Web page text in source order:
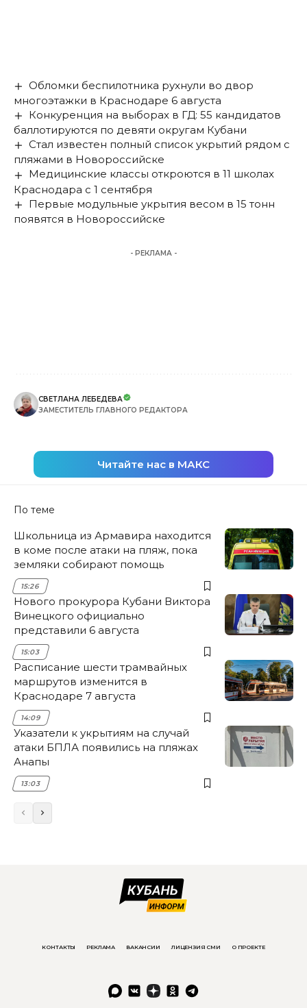
Обломки беспилотника рухнули во двор
многоэтажки в Краснодаре 6 августа
Конкуренция на выборах в ГД: 55 кандидатов
баллотируются по девяти округам Кубани
Стал известен полный список укрытий рядом с
пляжами в Новороссийске
Медицинские классы откроются в 11 школах
Краснодара с 1 сентября
Первые модульные укрытия весом в 15 тонн
появятся в Новороссийске
- РЕКЛАМА -
СВЕТЛАНА ЛЕБЕДЕВА
ЗАМЕСТИТЕЛЬ ГЛАВНОГО РЕДАКТОРА
Читайте нас в МАКС
По теме
Школьница из Армавира находится
в коме после атаки на пляж, пока
земляки собирают помощь
15:26
Нового прокурора Кубани Виктора
Винецкого официально
представили 6 августа
15:03
Расписание шести трамвайных
маршрутов изменится в
Краснодаре 7 августа
14:09
Указатели к укрытиям на случай
атаки БПЛА появились на пляжах
Анапы
13:03
КОНТАКТЫ РЕКЛАМА ВАКАНСИИ ЛИЦЕНЗИЯ СМИ О ПРОЕКТЕ